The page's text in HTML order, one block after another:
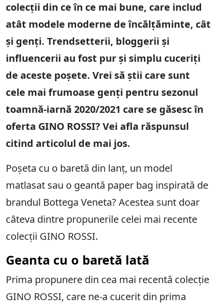
colecții din ce în ce mai bune, care includ
atât modele moderne de încălțăminte, cât
și genți. Trendsetterii, bloggerii și
influencerii au fost pur și simplu cuceriți
de aceste poșete. Vrei să știi care sunt
cele mai frumoase genți pentru sezonul
toamnă-iarnă 2020/2021 care se găsesc în
oferta GINO ROSSI? Vei afla răspunsul
citind articolul de mai jos.
Poșeta cu o baretă din lanț, un model
matlasat sau o geantă paper bag inspirată de
brandul Bottega Veneta? Acestea sunt doar
câteva dintre propunerile celei mai recente
colecții GINO ROSSI.
Geanta cu o baretă lată
Prima propunere din cea mai recentă colecție
GINO ROSSI, care ne-a cucerit din prima